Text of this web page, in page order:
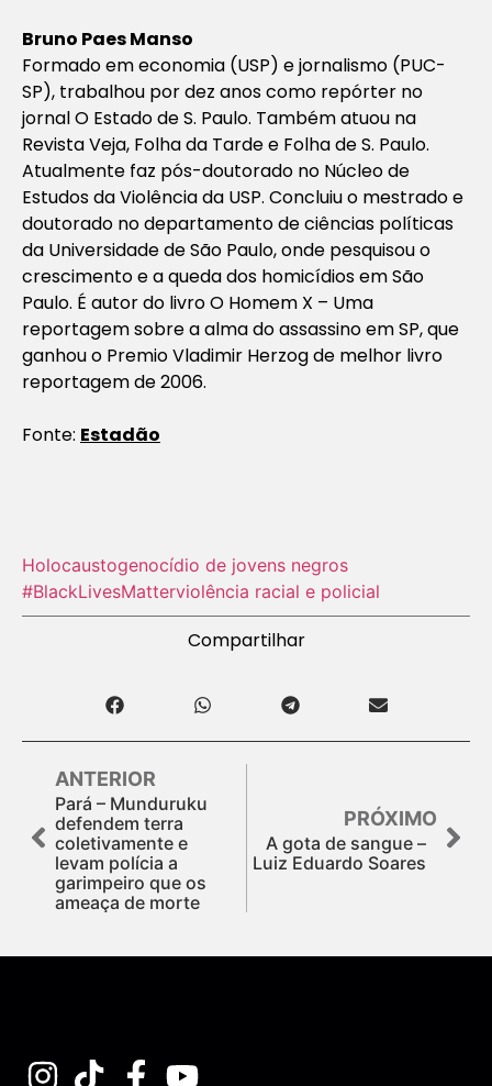
Bruno Paes Manso
Formado em economia (USP) e jornalismo (PUC-
SP), trabalhou por dez anos como repórter no
jornal O Estado de S. Paulo. Também atuou na
Revista Veja, Folha da Tarde e Folha de S. Paulo.
Atualmente faz pós-doutorado no Núcleo de
Estudos da Violência da USP. Concluiu o mestrado e
doutorado no departamento de ciências políticas
da Universidade de São Paulo, onde pesquisou o
crescimento e a queda dos homicídios em São
Paulo. É autor do livro O Homem X – Uma
reportagem sobre a alma do assassino em SP, que
ganhou o Premio Vladimir Herzog de melhor livro
reportagem de 2006.
Fonte: Estadão
Holocausto‬genocídio de jovens negros
#BlackLivesMatterviolência racial e policial
Compartilhar
ANTERIOR
Pará – Munduruku
defendem terra
coletivamente e
levam polícia a
garimpeiro que os
ameaça de morte
PRÓXIMO
A gota de sangue –
Luiz Eduardo Soares